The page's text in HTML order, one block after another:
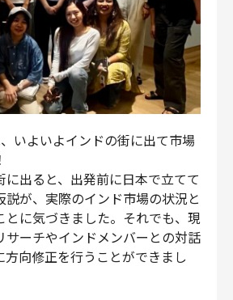
いよいよインドの街に出て市場
に出ると、出発前に日本で立てて
説が、実際のインド市場の状況と
とに気づきました。それでも、現
サーチやインドメンバーとの対話
方向修正を行うことができまし